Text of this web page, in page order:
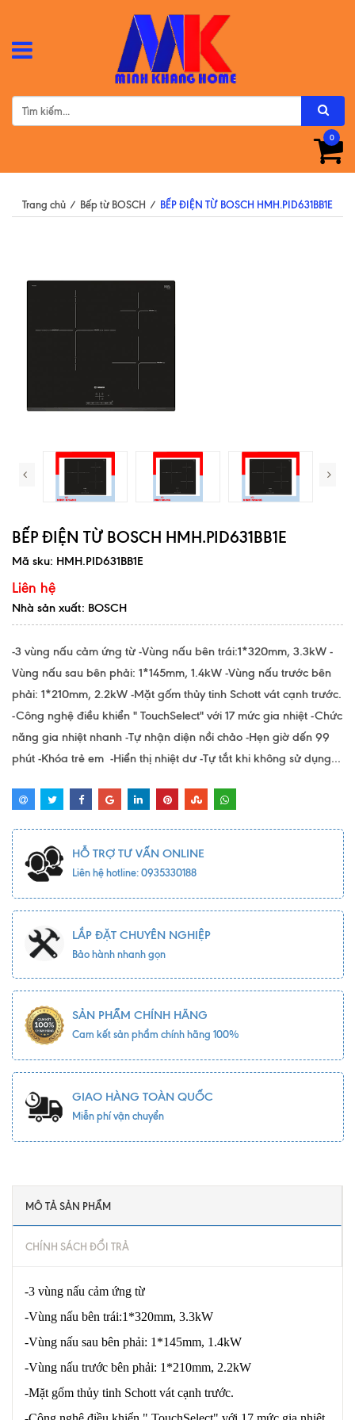
0
Trang chủ / Bếp từ BOSCH / BẾP ĐIỆN TỪ BOSCH HMH.PID631BB1E
BẾP ĐIỆN TỪ BOSCH HMH.PID631BB1E
Mã sku: HMH.PID631BB1E
Liên hệ
Nhà sản xuất: BOSCH
-3 vùng nấu cảm ứng từ -Vùng nấu bên trái:1*320mm, 3.3kW -
Vùng nấu sau bên phải: 1*145mm, 1.4kW -Vùng nấu trước bên
phải: 1*210mm, 2.2kW -Mặt gốm thủy tinh Schott vát cạnh trước.
-Công nghệ điều khiển " TouchSelect" với 17 mức gia nhiệt -Chức
năng gia nhiệt nhanh -Tự nhận diện nồi chảo -Hẹn giờ dến 99
phút -Khóa trẻ em -Hiển thị nhiệt dư -Tự tắt khi không sử dụng...
HỖ TRỢ TƯ VẤN ONLINE
Liên hệ hotline: 0935330188
LẮP ĐẶT CHUYÊN NGHIỆP
Bảo hành nhanh gọn
SẢN PHẨM CHÍNH HÃNG
Cam kết sản phẩm chính hãng 100%
GIAO HÀNG TOÀN QUỐC
Miễn phí vận chuyển
MÔ TẢ SẢN PHẨM
CHÍNH SÁCH ĐỔI TRẢ
-3 vùng nấu cảm ứng từ
-Vùng nấu bên trái:1*320mm, 3.3kW
-Vùng nấu sau bên phải: 1*145mm, 1.4kW
-Vùng nấu trước bên phải: 1*210mm, 2.2kW
-Mặt gốm thủy tinh Schott vát cạnh trước.